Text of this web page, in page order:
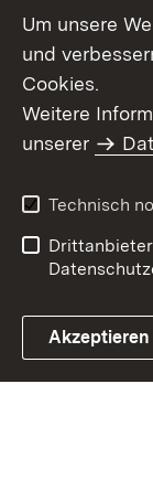
Um unsere
und
Cookies.
Weitere
unserer
Technisch
Akzeptieren